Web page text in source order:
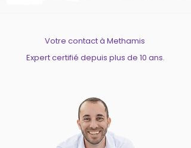
Votre contact à Methamis
Expert certifié depuis plus de 10 ans.